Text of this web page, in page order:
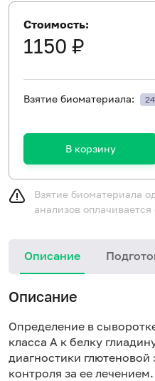
Стоимость:
1150 ₽
Взятие биоматериала:
В корзину
Взятие биоматериала
анализов оплачивается
Описание
Описание
Определение в
класса А к белку
диагностики глютеновой
контроля за ее лечением.